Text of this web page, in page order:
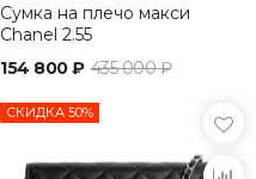
Сумка на плечо макси
Chanel 2.55
154 800 ₽ 435 000 ₽
СКИДКА 50%